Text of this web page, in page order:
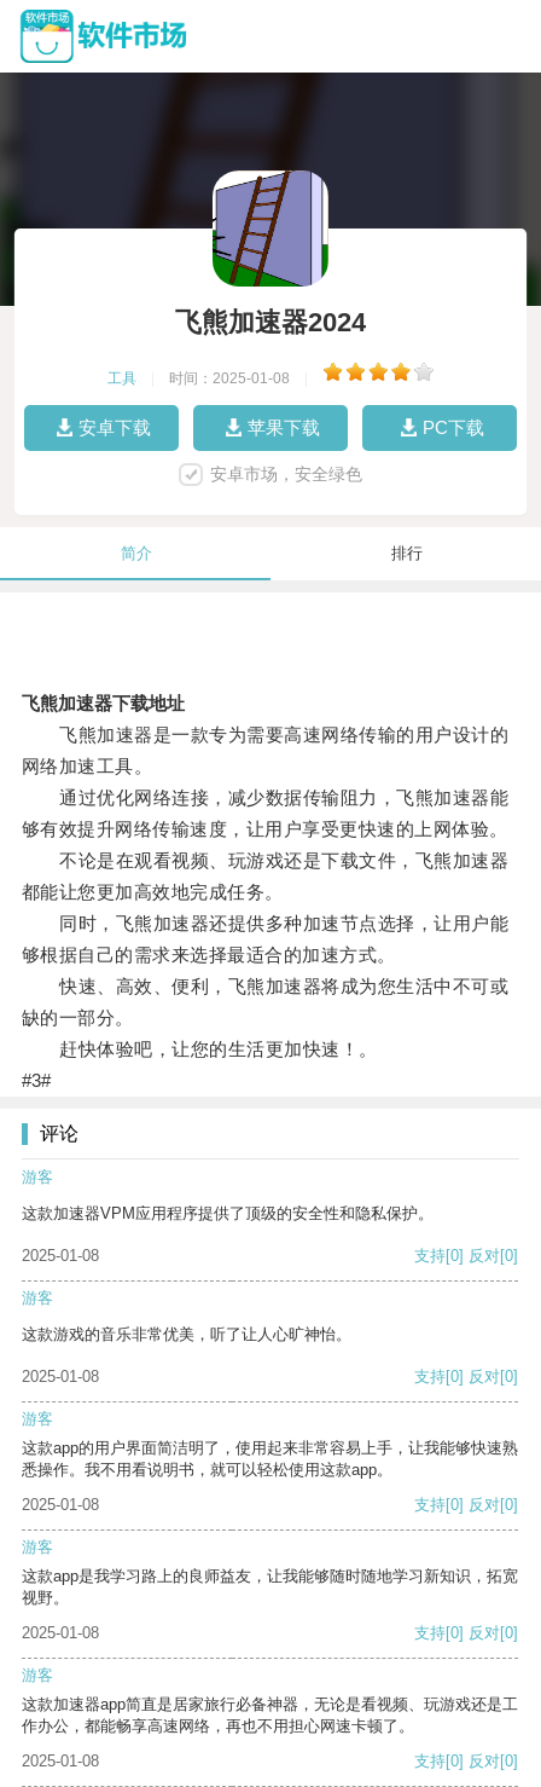
飞熊加速器2024
工具 时间：2025-01-08
安卓下载 苹果下载 PC下载
安卓市场，安全绿色
简介 排行
飞熊加速器下载地址
飞熊加速器是一款专为需要高速网络传输的用户设计的
网络加速工具。
通过优化网络连接，减少数据传输阻力，飞熊加速器能
够有效提升网络传输速度，让用户享受更快速的上网体验。
不论是在观看视频、玩游戏还是下载文件，飞熊加速器
都能让您更加高效地完成任务。
同时，飞熊加速器还提供多种加速节点选择，让用户能
够根据自己的需求来选择最适合的加速方式。
快速、高效、便利，飞熊加速器将成为您生活中不可或
缺的一部分。
赶快体验吧，让您的生活更加快速！。
#3#
评论
游客
这款加速器VPM应用程序提供了顶级的安全性和隐私保护。
2025-01-08 支持[0] 反对[0]
游客
这款游戏的音乐非常优美，听了让人心旷神怡。
2025-01-08 支持[0] 反对[0]
游客
这款app的用户界面简洁明了，使用起来非常容易上手，让我能够快速熟
悉操作。我不用看说明书，就可以轻松使用这款app。
2025-01-08
支持[0] 反对[0]
游客
这款app是我学习路上的良师益友，让我能够随时随地学习新知识，拓宽
视野。
2025-01-08
支持[0] 反对[0]
游客
这款加速器app简直是居家旅行必备神器，无论是看视频、玩游戏还是工
作办公，都能畅享高速网络，再也不用担心网速卡顿了。
2025-01-08
支持[0] 反对[0]